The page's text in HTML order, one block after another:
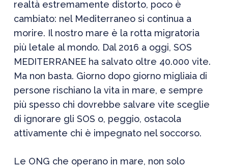
realtà estremamente distorto, poco è
cambiato: nel Mediterraneo si continua a
morire. Il nostro mare è la rotta migratoria
più letale al mondo. Dal 2016 a oggi, SOS
MEDITERRANEE ha salvato oltre 40.000 vite.
Ma non basta. Giorno dopo giorno migliaia di
persone rischiano la vita in mare, e sempre
più spesso chi dovrebbe salvare vite sceglie
di ignorare gli SOS o, peggio, ostacola
attivamente chi è impegnato nel soccorso.
Le ONG che operano in mare, non solo